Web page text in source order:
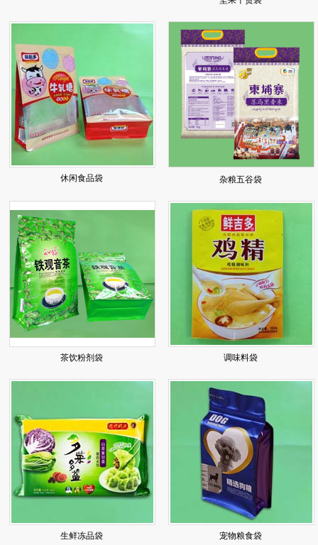
休闲食品袋 杂粮五谷袋
茶饮粉剂袋 调味料袋
生鲜冻品袋 宠物粮食袋